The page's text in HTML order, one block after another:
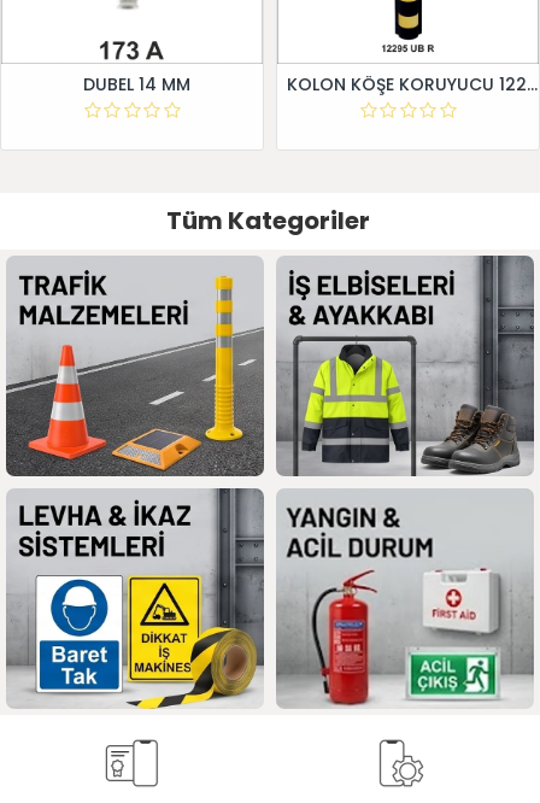
DUBEL 14 MM KOLON KÖŞE KORUYUCU 12295 UB R
Tüm Kategoriler